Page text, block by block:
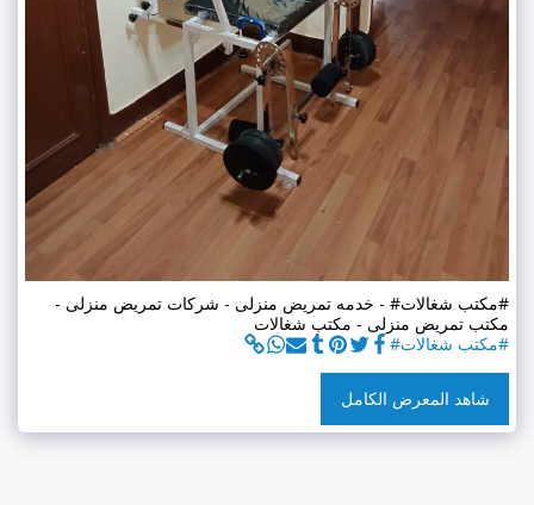
#مكتب شغالات# - خدمه تمريض منزلى - شركات تمريض منزلى -
مكتب تمريض منزلى - مكتب شغالات
#مكتب شغالات#
شاهد المعرض الكامل